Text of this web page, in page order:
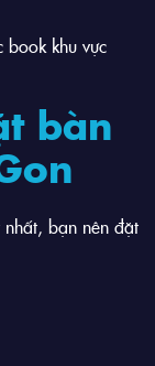
book khu vực
bàn
bạn nên đặt